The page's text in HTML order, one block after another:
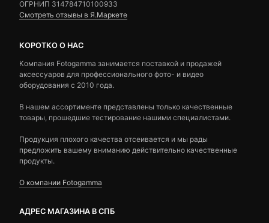
ОГРНИП 314784710100933
Смотреть отзывы в Я.Маркете
КОРОТКО О НАС
Компания Fotogamma занимается поставкой и продажей
аксессуаров для профессионального фото- и видео
оборудования с 2010 года.
В нашем ассортименте представлены только качественные
товары, прошедшие тестирование нашими специалистами.
Продукция плохого качества отсеивается и мы рады
предложить вашему вниманию действительно качественные
продукты.
О компании Fotogamma
АДРЕС МАГАЗИНА В СПБ